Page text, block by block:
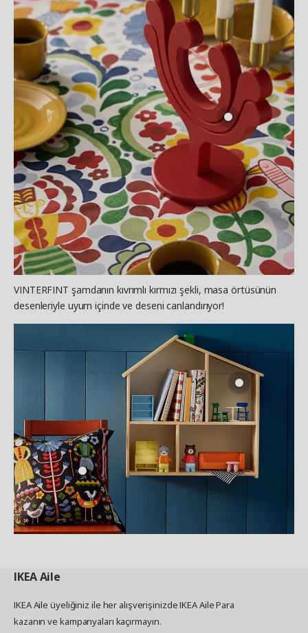
VINTERFINT şamdanın kıvrımlı kırmızı şekli, masa örtüsünün
desenleriyle uyum içinde ve deseni canlandırıyor!
IKEAAile
IKEA Aile üyeliğiniz ile her alışverişinizde IKEA Aile Para
kazanın ve kampanyaları kaçırmayın.